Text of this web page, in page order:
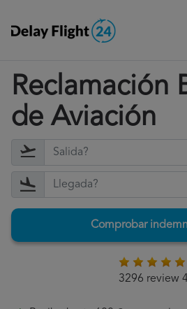
Reclamación
de Aviación
Comprobar
3296 review